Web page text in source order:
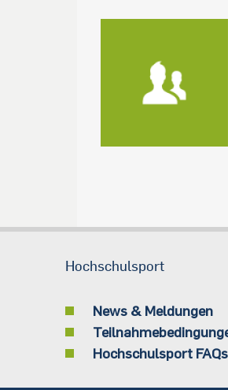
Hochschulsport
News & Meldungen
Hochschulsport FAQs